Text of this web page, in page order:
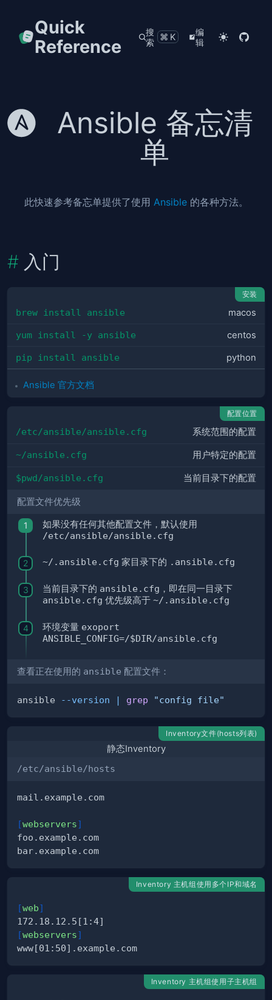
Quick
Reference
搜
索
⌘K
编
辑
Ansible 备忘清
单
此快速参考备忘单提供了使用 Ansible的各种方法。
入门
安装
brew install ansible macos
yum install -y ansible centos
pip install ansible python
Ansible 官方文档
配置位置
/etc/ansible/ansible.cfg 系统范围的配置
~/ansible.cfg 用户特定的配置
$pwd/ansible.cfg 当前目录下的配置
配置文件优先级
如果没有任何其他配置文件，默认使用
/etc/ansible/ansible.cfg
~/.ansible.cfg 家目录下的 .ansible.cfg
当前目录下的 ansible.cfg ，即在同一目录下
ansible.cfg 优先级高于 ~/.ansible.cfg
环境变量 exoport
ANSIBLE_CONFIG=/$DIR/ansible.cfg
查看正在使用的 ansible 配置文件：
ansible --version | grep "config file"
Inventory文件(hosts列表)
静态Inventory
/etc/ansible/hosts
[webservers]
Inventory 主机组使用多个IP和域名
[web]
[webservers]
Inventory 主机组使用子主机组